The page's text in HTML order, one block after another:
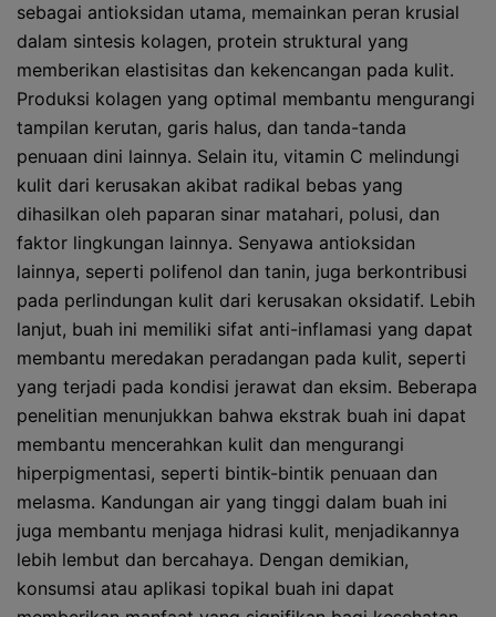
sebagai antioksidan utama, memainkan peran krusial
dalam sintesis kolagen, protein struktural yang
memberikan elastisitas dan kekencangan pada kulit.
Produksi kolagen yang optimal membantu mengurangi
tampilan kerutan, garis halus, dan tanda-tanda
penuaan dini lainnya. Selain itu, vitamin C melindungi
kulit dari kerusakan akibat radikal bebas yang
dihasilkan oleh paparan sinar matahari, polusi, dan
faktor lingkungan lainnya. Senyawa antioksidan
lainnya, seperti polifenol dan tanin, juga berkontribusi
pada perlindungan kulit dari kerusakan oksidatif. Lebih
lanjut, buah ini memiliki sifat anti-inflamasi yang dapat
membantu meredakan peradangan pada kulit, seperti
yang terjadi pada kondisi jerawat dan eksim. Beberapa
penelitian menunjukkan bahwa ekstrak buah ini dapat
membantu mencerahkan kulit dan mengurangi
hiperpigmentasi, seperti bintik-bintik penuaan dan
melasma. Kandungan air yang tinggi dalam buah ini
juga membantu menjaga hidrasi kulit, menjadikannya
lebih lembut dan bercahaya. Dengan demikian,
konsumsi atau aplikasi topikal buah ini dapat